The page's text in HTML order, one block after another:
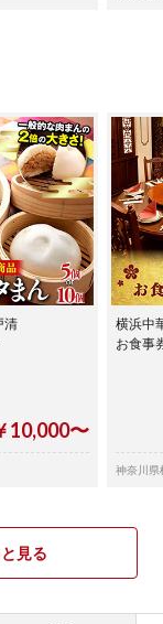
清
10,000〜
横浜中
お食
神奈川県
見る